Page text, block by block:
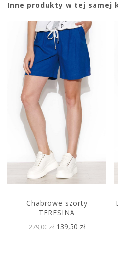
Inne produkty w tej samej
Chabrowe szorty
TERESINA
279,00 zł 139,50 zł